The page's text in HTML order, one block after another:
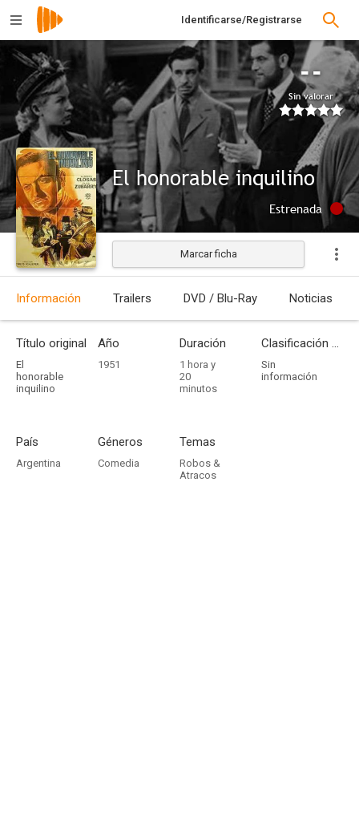
Identificarse/Registrarse
--
Sin valorar
El honorable inquilino
Estrenada
Marcar ficha
Información Trailers DVD / Blu-Ray Noticias
Título original
El
honorable
inquilino
Año
1951
Duración
1 hora y
20
minutos
Clasificación por edades
Sin
información
País
Argentina
Géneros
Comedia
Temas
Robos &
Atracos